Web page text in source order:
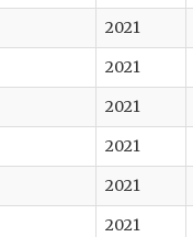
2021
2021
2021
2021
2021
2021